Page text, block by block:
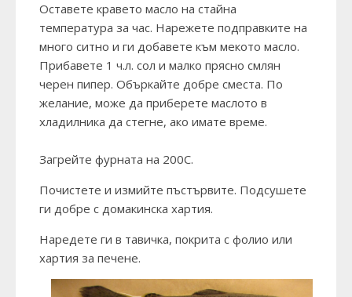
Оставете кравето масло на стайна
температура за час. Нарежете подправките на
много ситно и ги добавете към мекото масло.
Прибавете 1 ч.л. сол и малко прясно смлян
черен пипер. Объркайте добре сместа. По
желание, може да приберете маслото в
хладилника да стегне, ако имате време.
Загрейте фурната на 200С.
Почистете и измийте пъстървите. Подсушете
ги добре с домакинска хартия.
Наредете ги в тавичка, покрита с фолио или
хартия за печене.